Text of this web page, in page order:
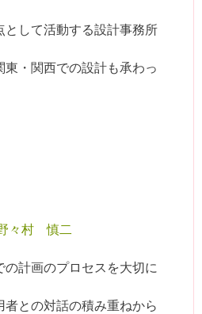
として活動する設計事務所
・関西での設計も承わっ
々村 慎二
計画のプロセスを大切に
との対話の積み重ねから